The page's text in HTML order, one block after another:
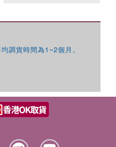
調貨時間為1~2個月。